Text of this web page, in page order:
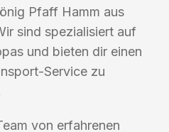
Pfaff Hamm aus
sind spezialisiert auf
und bieten dir einen
Service zu
von erfahrenen